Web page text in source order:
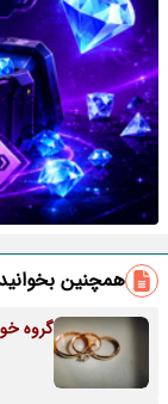
همچنین بخوانید
گروه